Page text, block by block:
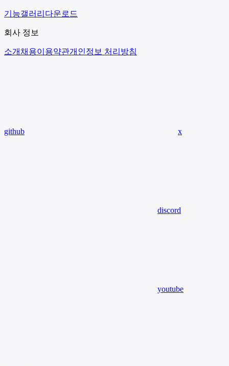
기능갤러리 다운로드
회사 정보
소개 채용이용약관개인정보 처리방침
github x
discord
youtube